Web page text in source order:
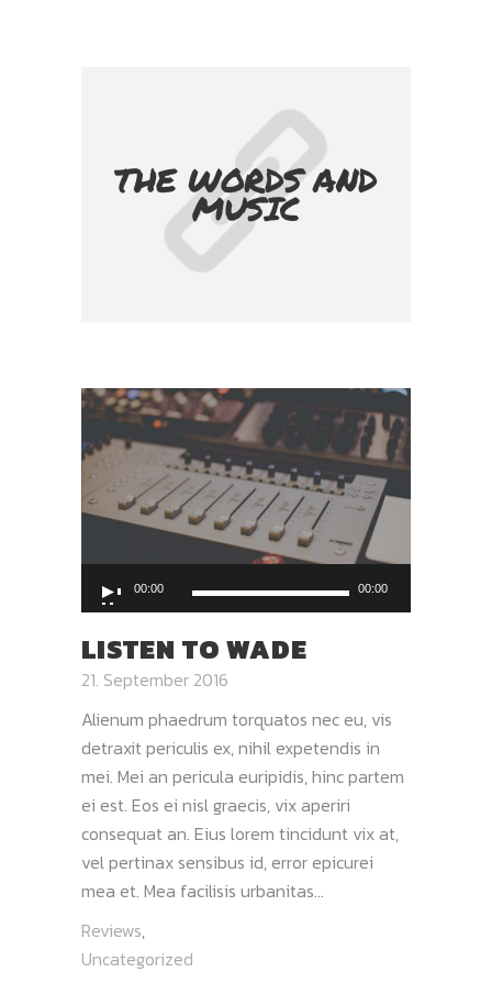
THE WORDS AND
MUSIC
Player
00:00 00:00
LISTEN TO WADE
21. September 2016
Alienum phaedrum torquatos nec eu, vis
detraxit periculis ex, nihil expetendis in
mei. Mei an pericula euripidis, hinc partem
ei est. Eos ei nisl graecis, vix aperiri
consequat an. Eius lorem tincidunt vix at,
vel pertinax sensibus id, error epicurei
mea et. Mea facilisis urbanitas...
Reviews,
Uncategorized